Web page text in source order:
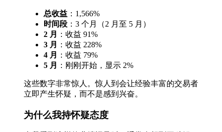
总收益 ：1,566%
时间段 ：3 个月（2 月至 5 月）
2 月
：收益 91%
3 月
：收益 228%
4 月
：收益 79%
5 月
：刚刚开始，显示 2%
这些数字非常惊人。惊人到会让经验丰富的交易者
立即产生怀疑，而不是感到兴奋。
为什么我持怀疑态度